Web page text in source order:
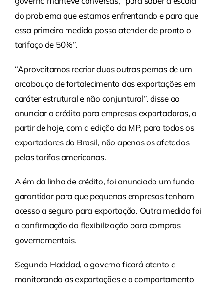
do problema que estamos enfrentando e para que
essa primeira medida possa atender de pronto o
tarifaço de 50%”.
“Aproveitamos recriar duas outras pernas de um
arcabouço de fortalecimento das exportações em
caráter estrutural e não conjuntural”, disse ao
anunciar o crédito para empresas exportadoras, a
partir de hoje, com a edição da MP, para todos os
exportadores do Brasil, não apenas os afetados
pelas tarifas americanas.
Além da linha de crédito, foi anunciado um fundo
garantidor para que pequenas empresas tenham
acesso a seguro para exportação. Outra medida foi
a confirmação da flexibilização para compras
governamentais.
Segundo Haddad, o governo ficará atento e
monitorando as exportações e o comportamento